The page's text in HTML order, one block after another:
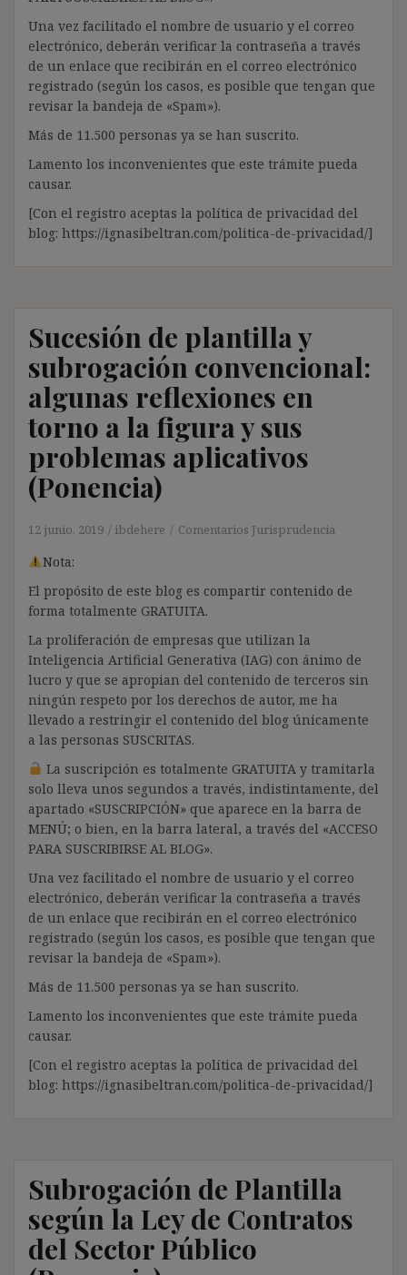
Una vez facilitado el nombre de usuario y el correo
electrónico, deberán verificar la contraseña a través
de un enlace que recibirán en el correo electrónico
registrado (según los casos, es posible que tengan que
revisar la bandeja de «Spam»).
Más de 11.500 personas ya se han suscrito.
Lamento los inconvenientes que este trámite pueda
causar.
[Con el registro aceptas la política de privacidad del
blog: https://ignasibeltran.com/politica-de-privacidad/]
Sucesión de plantilla y
subrogación convencional:
algunas reflexiones en
torno a la figura y sus
problemas aplicativos
(Ponencia)
12 junio, 2019 ibdehere Comentarios Jurisprudencia
Nota:
El propósito de este blog es compartir contenido de
forma totalmente GRATUITA.
La proliferación de empresas que utilizan la
Inteligencia Artificial Generativa (IAG) con ánimo de
lucro y que se apropian del contenido de terceros sin
ningún respeto por los derechos de autor, me ha
llevado a restringir el contenido del blog únicamente
a las personas SUSCRITAS.
La suscripción es totalmente GRATUITA y tramitarla
solo lleva unos segundos a través, indistintamente, del
apartado «SUSCRIPCIÓN» que aparece en la barra de
MENÚ; o bien, en la barra lateral, a través del «ACCESO
PARA SUSCRIBIRSE AL BLOG».
Una vez facilitado el nombre de usuario y el correo
electrónico, deberán verificar la contraseña a través
de un enlace que recibirán en el correo electrónico
registrado (según los casos, es posible que tengan que
revisar la bandeja de «Spam»).
Más de 11.500 personas ya se han suscrito.
Lamento los inconvenientes que este trámite pueda
causar.
[Con el registro aceptas la política de privacidad del
blog: https://ignasibeltran.com/politica-de-privacidad/]
Subrogación de Plantilla
según la Ley de Contratos
del Sector Público